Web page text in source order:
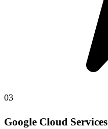
03
Google Cloud Services